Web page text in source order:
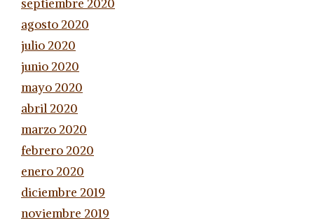
septiembre 2020
agosto 2020
julio 2020
junio 2020
mayo 2020
abril 2020
marzo 2020
febrero 2020
enero 2020
diciembre 2019
noviembre 2019